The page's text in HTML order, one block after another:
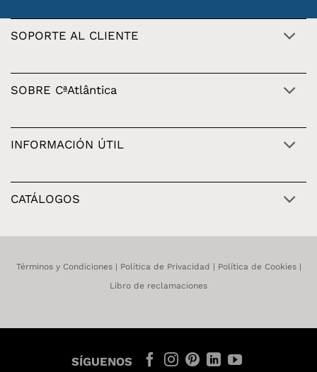
SOPORTE AL CLIENTE
SOBRE CªAtlântica
INFORMACIÓN ÚTIL
CATÁLOGOS
Términos y Condiciones| Política de Privacidad Política de Cookies|
Libro de reclamaciones
SÍGUENOS